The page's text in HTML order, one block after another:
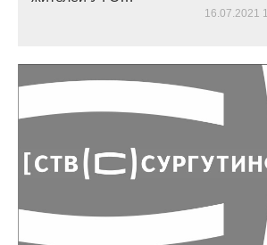
16.07.2021